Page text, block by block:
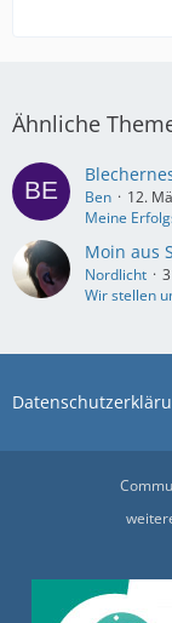
Ähnliche
Ben
12.
Meine
Moin aus
Nordlicht
Wir stellen